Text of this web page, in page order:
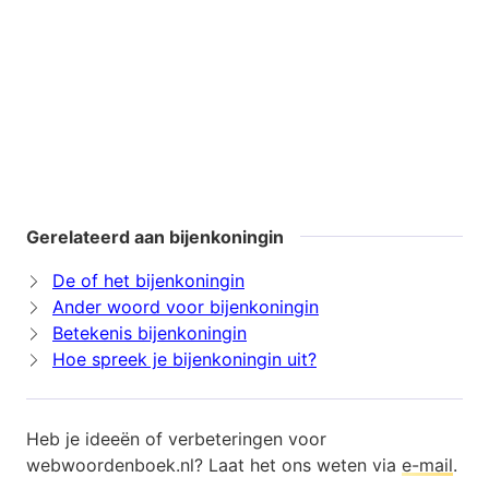
Gerelateerd aan bijenkoningin
De of het bijenkoningin
Ander woord voor bijenkoningin
Betekenis bijenkoningin
Hoe spreek je bijenkoningin uit?
Heb je ideeën of verbeteringen voor
webwoordenboek.nl? Laat het ons weten via e-mail.